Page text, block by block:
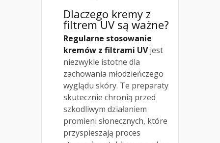
Dlaczego kremy z
filtremUV są ważne?
Regularne stosowanie
kremów z filtrami UVjest
niezwykle istotne dla
zachowania młodzieńczego
wyglądu skóry. Te preparaty
skutecznie chronią przed
szkodliwym działaniem
promieni słonecznych, które
przyspieszają proces